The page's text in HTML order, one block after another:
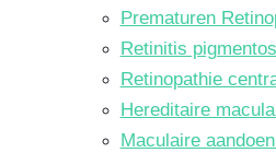
Prematuren
Retinitis
Retinopathie
Hereditaire
Maculaire